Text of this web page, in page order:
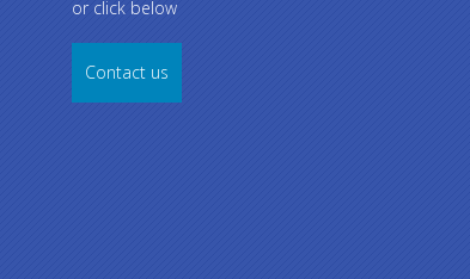
or click below
Contact us